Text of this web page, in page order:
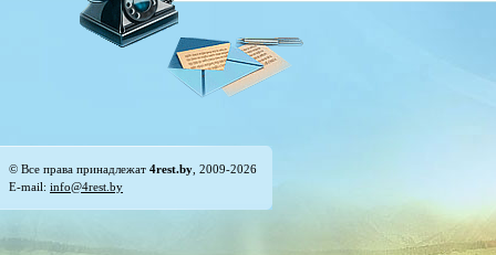
© Все права принадлежат 4rest.by , 2009-2026
E-mail: info@4rest.by